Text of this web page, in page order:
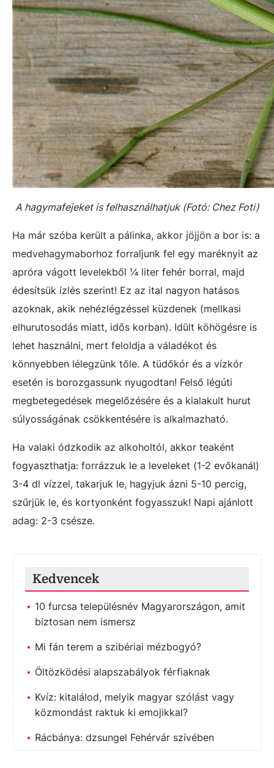
A hagymafejeket is felhasználhatjuk (Fotó: Chez Foti)
Ha már szóba került a pálinka, akkor jöjjön a bor is: a
medvehagymaborhoz forraljunk fel egy maréknyit az
apróra vágott levelekből ¼ liter fehér borral, majd
édesítsük ízlés szerint! Ez az ital nagyon hatásos
azoknak, akik nehézlégzéssel küzdenek (mellkasi
elhurutosodás miatt, idős korban). Idült köhögésre is
lehet használni, mert feloldja a váladékot és
könnyebben lélegzünk tőle. A tüdőkór és a vízkór
esetén is borozgassunk nyugodtan! Felső légúti
megbetegedések megelőzésére és a kialakult hurut
súlyosságának csökkentésére is alkalmazható.
Ha valaki ódzkodik az alkoholtól, akkor teaként
fogyaszthatja: forrázzuk le a leveleket (1-2 evőkanál)
3-4 dl vízzel, takarjuk le, hagyjuk ázni 5-10 percig,
szűrjük le, és kortyonként fogyasszuk! Napi ajánlott
adag: 2-3 csésze.
Kedvencek
10 furcsa településnév Magyarországon, amit
biztosan nem ismersz
Mi fán terem a szibériai mézbogyó?
Öltözködési alapszabályok férfiaknak
Kvíz: kitalálod, melyik magyar szólást vagy
közmondást raktuk ki emojikkal?
Rácbánya: dzsungel Fehérvár szívében